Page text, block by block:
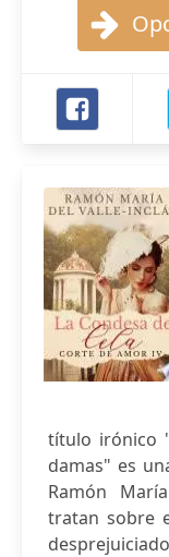
título irónico
damas" es
Ramón
tratan sobre